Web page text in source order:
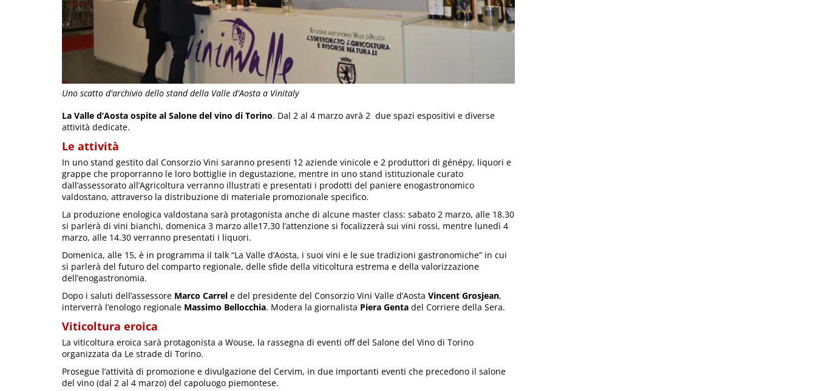
Uno scatto d'archivio dello stand della Valle d'Aosta a Vinitaly
La Valle d’Aosta ospite al Salone del vino di Torino. Dal 2 al 4 marzo avrà 2 due spazi espositivi e diverse
attività dedicate.
Le attività
In uno stand gestito dal Consorzio Vini saranno presenti 12 aziende vinicole e 2 produttori di génépy, liquori e
grappe che proporranno le loro bottiglie in degustazione, mentre in uno stand istituzionale curato
dall’assessorato all’Agricoltura verranno illustrati e presentati i prodotti del paniere enogastronomico
valdostano, attraverso la distribuzione di materiale promozionale specifico.
La produzione enologica valdostana sarà protagonista anche di alcune master class: sabato 2 marzo, alle 18.30
si parlerà di vini bianchi, domenica 3 marzo alle17.30 l’attenzione si focalizzerà sui vini rossi, mentre lunedì 4
marzo, alle 14.30 verranno presentati i liquori.
Domenica, alle 15, è in programma il talk “La Valle d’Aosta, i suoi vini e le sue tradizioni gastronomiche” in cui
si parlerà del futuro del comparto regionale, delle sfide della viticoltura estrema e della valorizzazione
dell’enogastronomia.
Dopo i saluti dell’assessore Marco Carrel e del presidente del Consorzio Vini Valle d’Aosta Vincent Grosjean,
interverrà l’enologo regionale Massimo Bellocchia. Modera la giornalista Piera Genta del Corriere della Sera.
Viticoltura eroica
La viticoltura eroica sarà protagonista a Wouse, la rassegna di eventi off del Salone del Vino di Torino
organizzata da Le strade di Torino.
Prosegue l’attività di promozione e divulgazione del Cervim, in due importanti eventi che precedono il salone
del vino (dal 2 al 4 marzo) del capoluogo piemontese.